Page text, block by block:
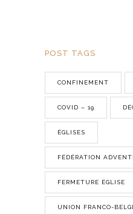
POST TAGS
CONFINEMENT
COVID – 19
ÉGLISES
FÉDÉRATION
FERMETURE ÉGLISE
UNION FRANCO-